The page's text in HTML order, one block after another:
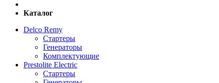
Каталог
Delco Remy
Стартеры
Генераторы
Комплектующие
Prestolite Electric
Стартеры